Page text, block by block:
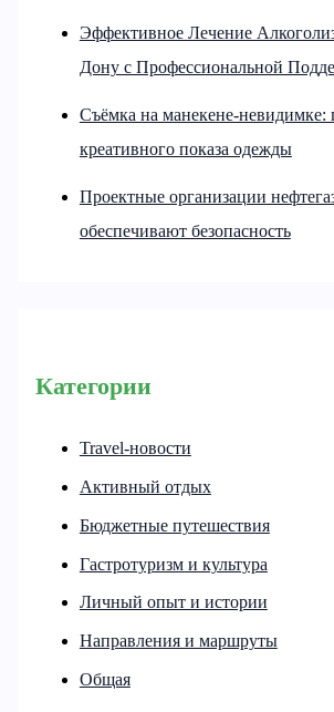
Эффективное Лечение
Дону с Профессиональной
Съёмка на манекене-невидимке:
креативного показа одежды
Проектные организации
обеспечивают безопасность
Категории
Travel-новости
Активный отдых
Бюджетные путешествия
Гастротуризм и культура
Личный опыт и истории
Направления и маршруты
Общая